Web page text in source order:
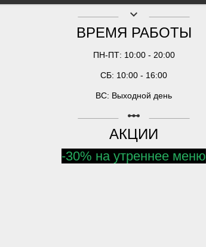
keyboard_arrow_down
ВРЕМЯ РАБОТЫ
ПН-ПТ: 10:00 - 20:00
СБ: 10:00 - 16:00
ВС: Выходной день
linear_scale
АКЦИИ
-30% на утреннее меню